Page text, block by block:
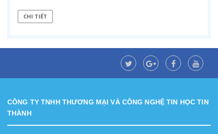
CHI TIẾT
CÔNG TY TNHH THƯƠNG MẠI VÀ CÔNG NGHỆ TIN HỌC TIN
THÀNH